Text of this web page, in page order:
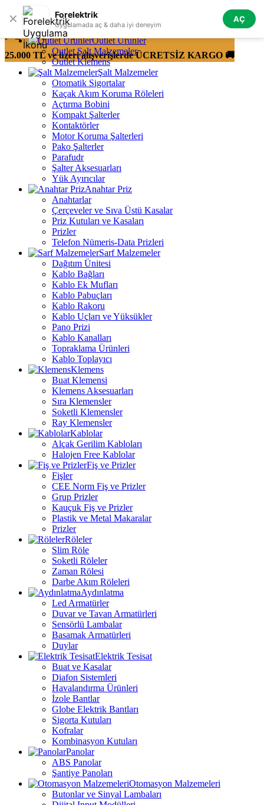
✕ Forelektrik
Uygulamada aç & daha iyi deneyim
AÇ
Skip to navigation Skip to main content
Tüm Kategoriler
Outlet Ürünler
Outlet Şalt Malzemeler
Outlet Klemens
Şalt Malzemeler
Otomatik Sigortalar
Kaçak Akım Koruma Röleleri
Açtırma Bobini
Kompakt Şalterler
Kontaktörler
Motor Koruma Şalterleri
Pako Şalterler
Parafudr
Şalter Aksesuarları
Yük Ayırıcılar
Anahtar Priz
Anahtarlar
Çerçeveler ve Sıva Üstü Kasalar
Priz Kutuları ve Kasaları
Prizler
Telefon Nümeris-Data Prizleri
Sarf Malzemeler
Dağıtım Ünitesi
Kablo Bağları
Kablo Ek Mufları
Kablo Pabuçları
Kablo Rakoru
Kablo Uçları ve Yüksükler
Pano Prizi
Kablo Kanalları
Topraklama Ürünleri
Kablo Toplayıcı
Klemens
Buat Klemensi
Klemens Aksesuarları
Sıra Klemensler
Soketli Klemensler
Ray Klemensler
Kablolar
Alçak Gerilim Kabloları
Halojen Free Kablolar
Fiş ve Prizler
Fişler
CEE Norm Fiş ve Prizler
Grup Prizler
Kauçuk Fiş ve Prizler
Plastik ve Metal Makaralar
Prizler
Röleler
Slim Röle
Soketli Röleler
Zaman Rölesi
Darbe Akım Röleleri
Aydınlatma
Led Armatürler
Duvar ve Tavan Armatürleri
Sensörlü Lambalar
Basamak Armatürleri
Duylar
Elektrik Tesisat
Buat ve Kasalar
Diafon Sistemleri
Havalandırma Ürünleri
İzole Bantlar
Globe Elektrik Bantları
Sigorta Kutuları
Kofralar
Kombinasyon Kutuları
Panolar
ABS Panolar
Şantiye Panoları
Otomasyon Malzemeleri
Butonlar ve Sinyal Lambaları
[fk_kasim_banner]
25.000 TL ve üzeri alışverişlerde ÜCRETSİZ KARGO 🚚